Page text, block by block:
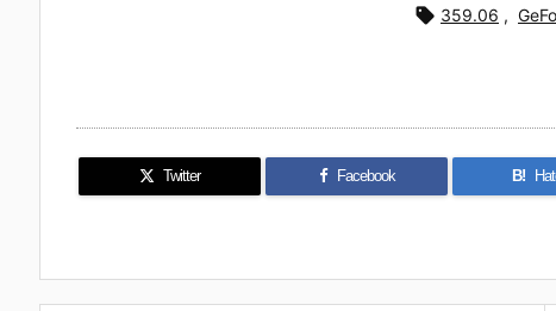
 359.06 ,
Twitter Facebook B!